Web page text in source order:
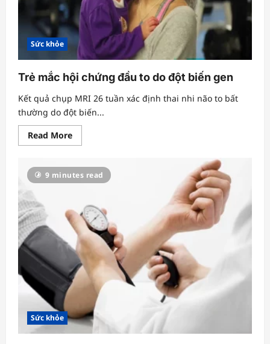
Sức khỏe
Trẻ mắc hội chứng đầu to do đột biến gen
Kết quả chụp MRI 26 tuần xác định thai nhi não to bất
thường do đột biến...
Read MoreRead
more
mắc
hội
chứng
do
đột
biến
gen
9 minutes read
Sức khỏe